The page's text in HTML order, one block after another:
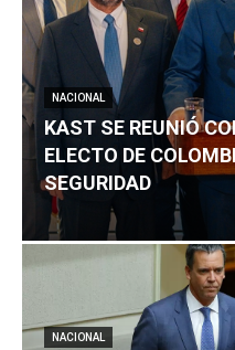
NACIONAL
KAST SE REUNIÓ
ELECTO DE
SEGURIDAD
NACIONAL